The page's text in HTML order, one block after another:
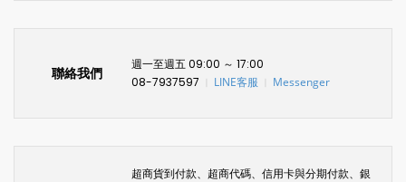
聯絡我們
週一至週五 09:00 ～ 17:00
08-7937597
LINE客服 Messenger
超商貨到付款、超商代碼、信用卡與分期付款、銀